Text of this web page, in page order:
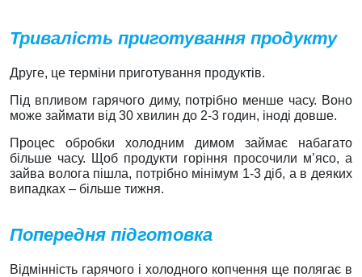
Тривалість приготування продукту
Друге, це терміни приготування продуктів.
Під впливом гарячого диму, потрібно менше часу. Воно
може займати від 30 хвилин до 2-3 годин, іноді довше.
Процес обробки холодним димом займає набагато
більше часу. Щоб продукти горіння просочили м’ясо, а
зайва волога пішла, потрібно мінімум 1-3 діб, а в деяких
випадках – більше тижня.
Попередня підготовка
Відмінність гарячого і холодного копчення ще полягає в